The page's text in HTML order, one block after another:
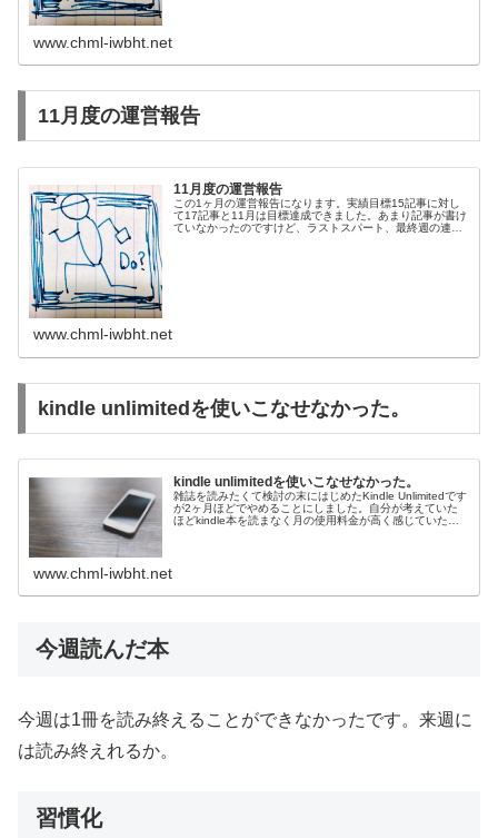
www.chml-iwbht.net
11月度の運営報告
11月度の運営報告
この1ヶ月の運営報告になります。実績目標15記事に対し
て17記事と11月は目標達成できました。あまり記事が書け
ていなかったのですけど、ラストスパート、最終週の連投
www.chml-iwbht.net
kindle unlimitedを使いこなせなかった。
kindle unlimitedを使いこなせなかった。
雑誌を読みたくて検討の末にはじめたKindle Unlimitedです
が2ヶ月ほどでやめることにしました。自分が考えていた
ほどkindle本を読まなく月の使用料金が高く感じていたた
www.chml-iwbht.net
今週読んだ本
今週は1冊を読み終えることができなかったです。来週に
は読み終えれるか。
習慣化